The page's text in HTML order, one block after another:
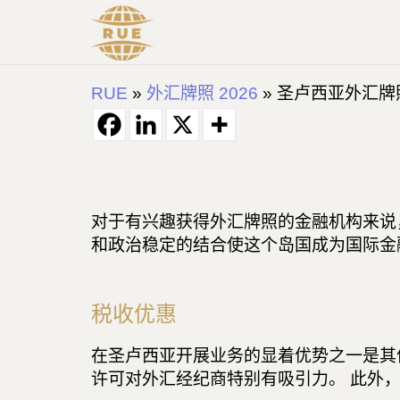
RUE » 外汇牌照 2026 » 圣卢西亚外汇
对于有兴趣获得外汇牌照的金融机构来
和政治稳定的结合使这个岛国成为国际
税收优惠
在圣卢西亚开展业务的显着优势之一是
许可对外汇经纪商特别有吸引力。 此外